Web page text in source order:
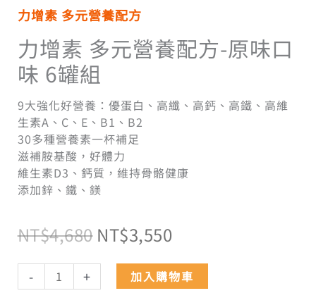
力增素 多元營養配方
力增素 多元營養配方-原味口
味 6罐組
9大強化好營養：優蛋白、高纖、高鈣、高鐵、高維
生素A、C、E、B1、B2
30多種營養素一杯補足
滋補胺基酸，好體力
維生素D3、鈣質，維持骨骼健康
添加鋅、鐵、鎂
NT$4,680 NT$3,550
- + 加入購物車